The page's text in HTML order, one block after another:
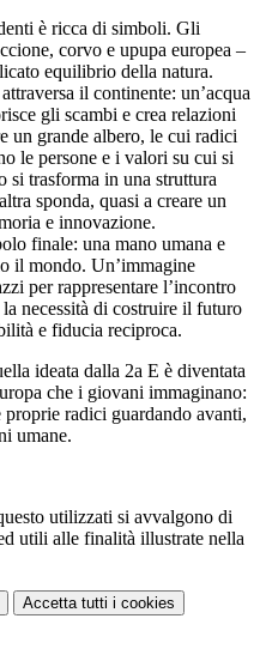
è ricca di simboli. Gli
corvo e upupa europea –
equilibrio della natura.
il continente: un’acqua
gli scambi e crea relazioni
un grande albero, le cui radici
le persone e i valori su cui si
si trasforma in una struttura
sponda, quasi a creare un
e innovazione.
finale: una mano umana e
il mondo. Un’immagine
per rappresentare l’incontro
necessità di costruire il futuro
e fiducia reciproca.
ideata dalla 2a E è diventata
che i giovani immaginano:
radici guardando avanti,
umane.
utilizzati si avvalgono di
utili alle finalità illustrate nella
Accetta tutti i cookies